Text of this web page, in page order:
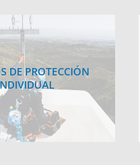
DE PROTECCIÓN